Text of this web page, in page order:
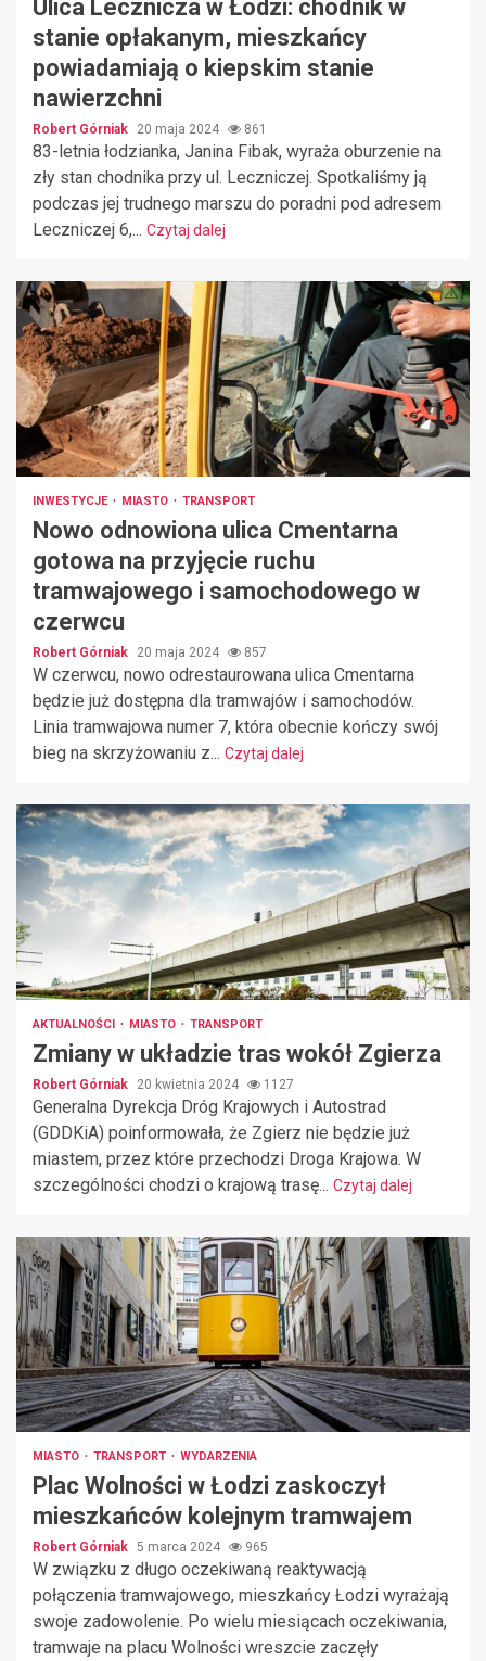
Ulica Lecznicza w Łodzi: chodnik w
stanie opłakanym, mieszkańcy
powiadamiają o kiepskim stanie
nawierzchni
Robert Górniak 20 maja 2024 861
83-letnia łodzianka, Janina Fibak, wyraża oburzenie na
zły stan chodnika przy ul. Leczniczej. Spotkaliśmy ją
podczas jej trudnego marszu do poradni pod adresem
Leczniczej 6,... Czytaj dalej
INWESTYCJE MIASTO TRANSPORT
Nowo odnowiona ulica Cmentarna
gotowa na przyjęcie ruchu
tramwajowego i samochodowego w
czerwcu
Robert Górniak 20 maja 2024 857
W czerwcu, nowo odrestaurowana ulica Cmentarna
będzie już dostępna dla tramwajów i samochodów.
Linia tramwajowa numer 7, która obecnie kończy swój
bieg na skrzyżowaniu z... Czytaj dalej
AKTUALNOŚCI MIASTO TRANSPORT
Zmiany w układzie tras wokół Zgierza
Robert Górniak 20 kwietnia 2024 1127
Generalna Dyrekcja Dróg Krajowych i Autostrad
(GDDKiA) poinformowała, że Zgierz nie będzie już
miastem, przez które przechodzi Droga Krajowa. W
szczególności chodzi o krajową trasę... Czytaj dalej
MIASTO TRANSPORT WYDARZENIA
Plac Wolności w Łodzi zaskoczył
mieszkańców kolejnym tramwajem
Robert Górniak 5 marca 2024 965
W związku z długo oczekiwaną reaktywacją
połączenia tramwajowego, mieszkańcy Łodzi wyrażają
swoje zadowolenie. Po wielu miesiącach oczekiwania,
tramwaje na placu Wolności wreszcie zaczęły